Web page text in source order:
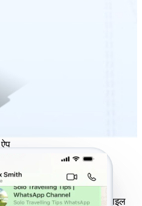
लिए उत्तम संगतता
ऑपरेटिंग सिस्टमों और मोबाइल